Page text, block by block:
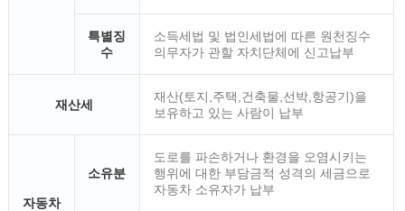
특별징
수
소득세법 및 법인세법에 따른 원천징수
의무자가 관할 자치단체에 신고납부
재산세
재산(토지,주택,건축물,선박,항공기)을
보유하고 있는 사람이 납부
자동차
소유분
도로를 파손하거나 환경을 오염시키는
행위에 대한 부담금적 성격의 세금으로
자동차 소유자가 납부